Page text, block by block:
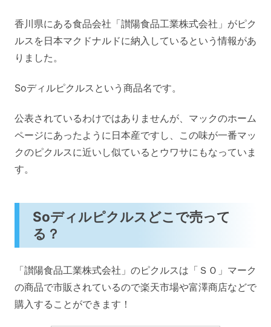
香川県にある食品会社「讃陽食品工業株式会社」がピク
ルスを日本マクドナルドに納入しているという情報があ
りました。
Soディルピクルスという商品名です。
公表されているわけではありませんが、マックのホーム
ページにあったように日本産ですし、この味が一番マッ
クのピクルスに近いし似ているとウワサにもなっていま
す。
Soディルピクルスどこで売って
る？
「讃陽食品工業株式会社」のピクルスは「ＳＯ」マーク
の商品で市販されているので楽天市場や富澤商店などで
購入することができます！